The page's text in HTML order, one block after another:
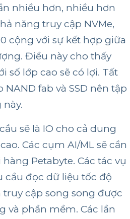
nhiều hơn, nhiều hơn
năng truy cập NVMe,
cộng với sự kết hợp giữa
Điều này cho thấy
số lớp cao sẽ có lợi. Tất
fab và SSD nên tập
sẽ là IO cho cả dung
Các cụm AI/ML sẽ cần
Petabyte. Các tác vụ
cầu đọc dữ liệu tốc độ
truy cập song song được
và phần mềm. Các lần